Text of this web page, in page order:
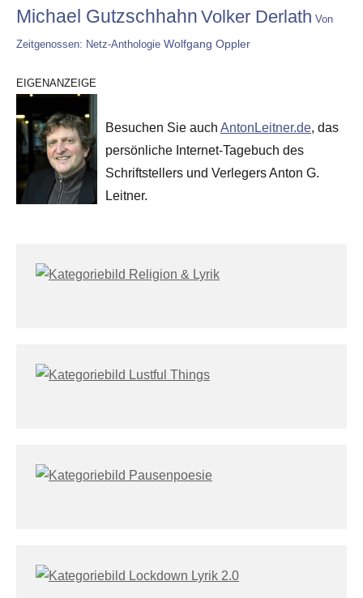
Michael Gutzschhahn Volker Derlath Von
Zeitgenossen: Netz-Anthologie Wolfgang Oppler
EIGENANZEIGE
Besuchen Sie auch AntonLeitner.de, das
persönliche Internet-Tagebuch des
Schriftstellers und Verlegers Anton G.
Leitner.